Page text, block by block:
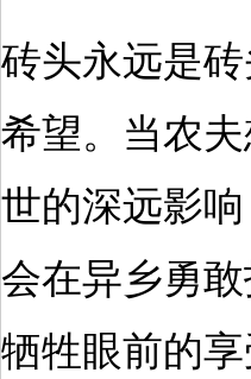
砖头永远是
希望。当农
世的深远影
会在异乡勇
牺牲眼前的